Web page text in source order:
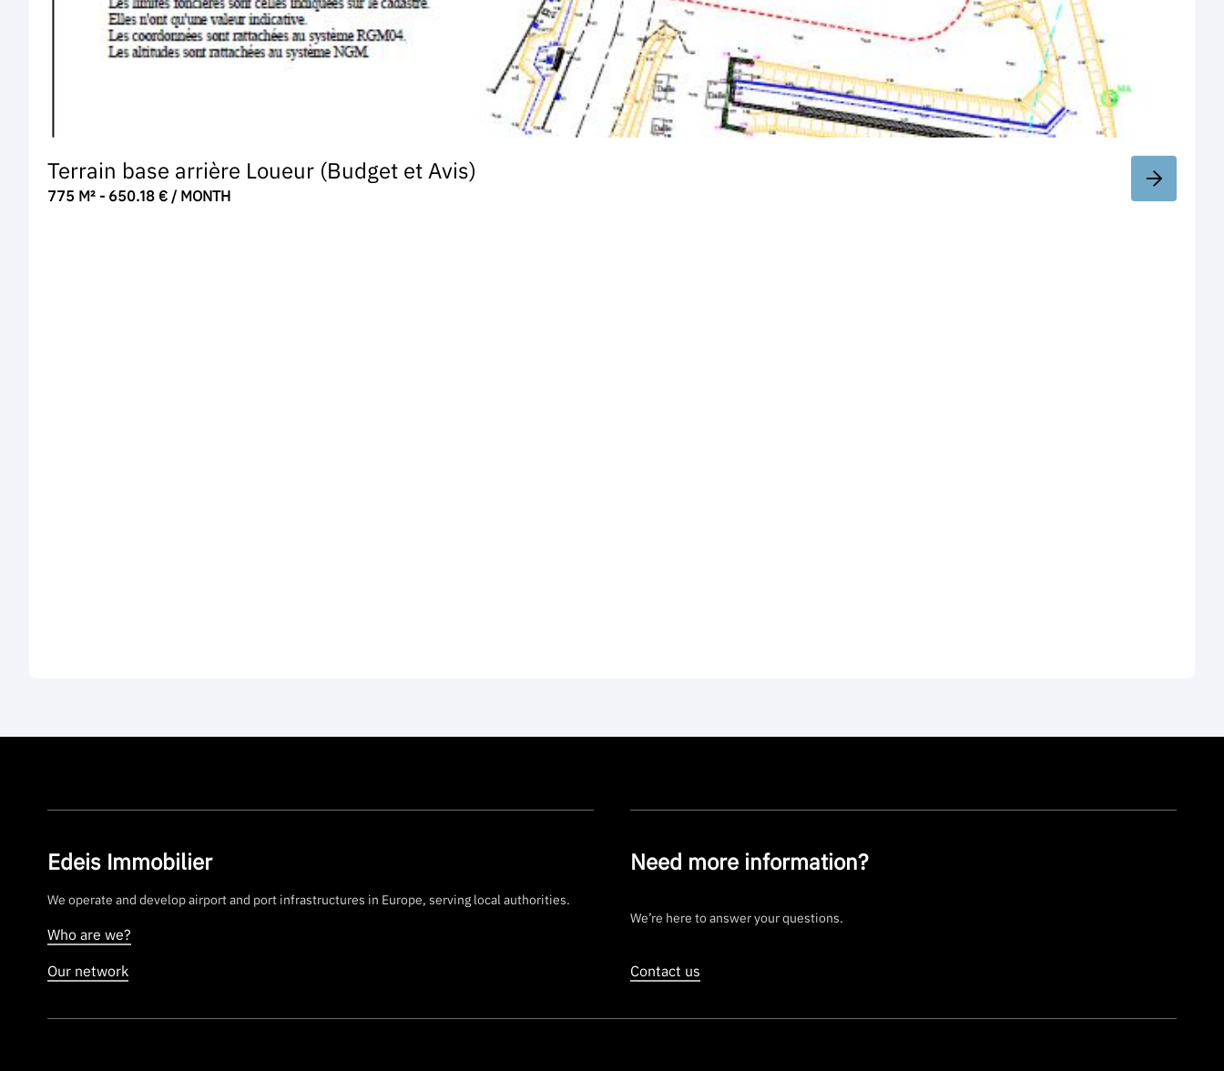
Terrain base arrière Loueur (Budget et Avis)
775 M² - 650.18 € / MONTH
Edeis Immobilier
We operate and develop airport and port infrastructures in Europe, serving local authorities.
Who are we?
Our network
Need more information?
We’re here to answer your questions.
Contact us